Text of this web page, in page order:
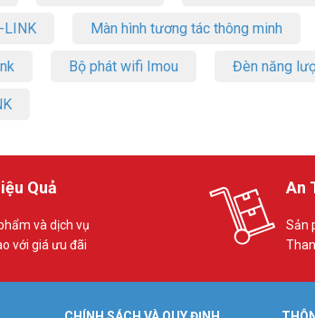
LINK Màn hình tương tác thông minh
Bộ phát wifi Imou Đèn năng
Quả
và dịch vụ
với giá ưu đãi
An
Sản